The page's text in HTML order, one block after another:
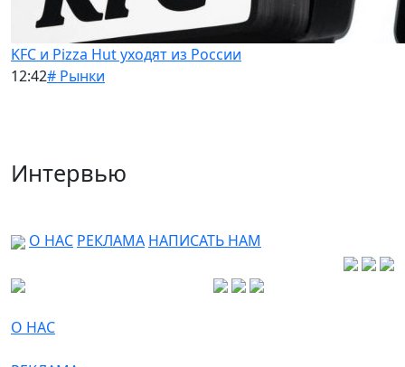
KFC и Pizza Hut уходят из России
12:42# Рынки
Интервью
О НАС РЕКЛАМА НАПИСАТЬ НАМ
О НАС